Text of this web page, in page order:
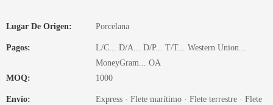
Lugar De Origen: Porcelana
Pagos:
L/C... D/A... D/P... T/T... Western Union...
MoneyGram... OA
MOQ:
1000
Envío:
Express · Flete marítimo · Flete terrestre · Flete